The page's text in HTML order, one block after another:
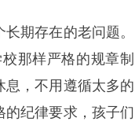
期存在的老问题。
那样严格的规章制
息，不用遵循太多的
纪律要求，孩子们